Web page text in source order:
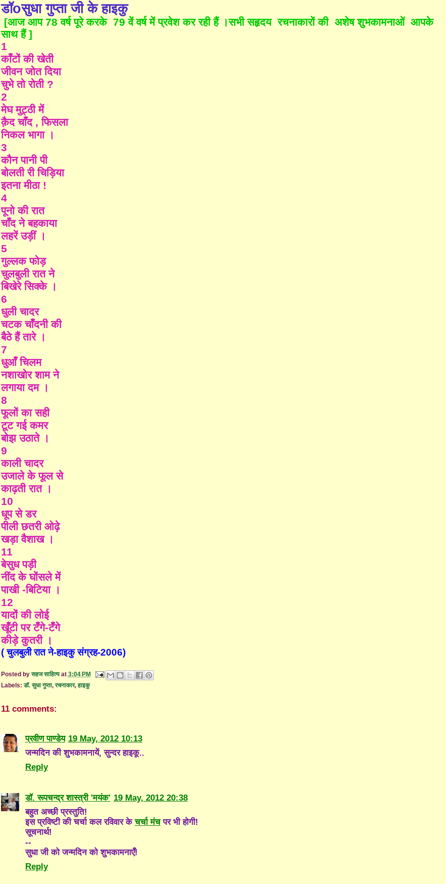
डॉoसुधा गुप्ताजीके हाइकु
[आज आप 78 वर्ष पूरे करके 79 वें वर्ष में प्रवेश कर रही हैं ।सभी सहृदय रचनाकारों की अशेष शुभकामनाओं आपके
साथ हैं ]
1
काँटों की खेती
जीवन जोत दिया
चुभे तो रोती ?
2
मेघ मुट्ठी में
क़ैद चाँद , फिसला
निकल भागा ।
3
कौन पानी पी
बोलती री चिड़िया
इतना मीठा !
4
पूनो की रात
चाँद ने बहकाया
लहरें उड़ीं ।
5
गुल्लक फोड़
चुलबुली रात ने
बिखेरे सिक्के ।
6
धुली चादर
चटक चाँदनी की
बैठे हैं तारे ।
7
धुआँ चिलम
नशाखोर शाम ने
लगाया दम ।
8
फूलों का सही
टूट गई कमर
बोझ उठाते ।
9
काली चादर
उजाले के फूल से
काढ़ती रात ।
10
धूप से डर
पीली छतरी ओढ़े
खड़ा वैशाख ।
11
बेसुध पड़ी
नींद के घोंसले में
पाखी -बिटिया ।
12
यादों की लोई
खूँटी पर टँगे-टँगे
कीड़े कुतरी ।
( चुलबुली रात ने-हाइकु संग्रह-2006)
Posted byसहज साहित्य at 3:04 PM
Labels:डॉ. सुधा गुप्ता,रचनाकार,हाइकु
11 comments:
प्रवीण पाण्डेय 19 May, 2012 10:13
जन्मदिन की शुभकामनायें, सुन्दर हाइकू..
Reply
डॉ. रूपचन्द्र शास्त्री 'मयंक' 19 May, 2012 20:38
बहुत अच्छी प्रस्तुति!
इस प्रविष्टी की चर्चा कल रविवार केचर्चा मंचपर भी होगी!
सूचनार्थ!
--
सुधा जी को जन्मदिन को शुभकामनाएँ!
Reply